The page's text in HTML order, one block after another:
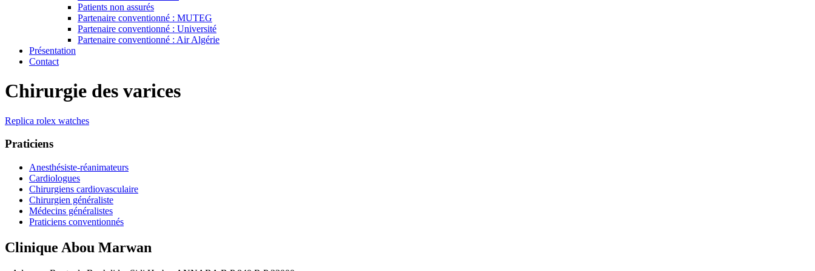
Patients non assurés
Partenaire conventionné : MUTEG
Partenaire conventionné : Université
Partenaire conventionné : Air Algérie
Présentation
Contact
Chirurgie des varices
Replica rolex watches
Praticiens
Anesthésiste-réanimateurs
Cardiologues
Chirurgiens cardiovasculaire
Chirurgien généraliste
Médecins généralistes
Praticiens conventionnés
Clinique Abou Marwan